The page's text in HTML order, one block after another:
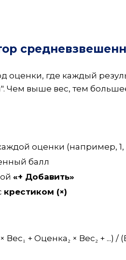
оценки, где каждый
Чем выше вес, тем
оценки (например, 1,
балл
«+ Добавить»
крестиком (×)
+ Оценка₂ × Вес₂ + ...) /